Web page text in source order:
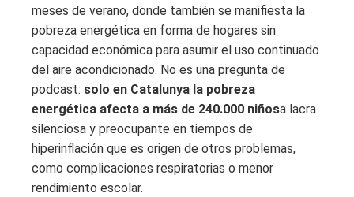
meses de verano, donde también se manifiesta la
pobreza energética en forma de hogares sin
capacidad económica para asumir el uso continuado
del aire acondicionado. No es una pregunta de
podcast: solo en Catalunya la pobreza
energética afecta a más de 240.000 niñosa lacra
silenciosa y preocupante en tiempos de
hiperinflación que es origen de otros problemas,
como complicaciones respiratorias o menor
rendimiento escolar.